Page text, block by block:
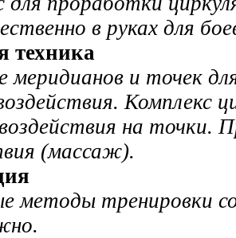
в руках для
техника
меридианов и точек
Комплекс
на точки.
(массаж).
методы тренировки